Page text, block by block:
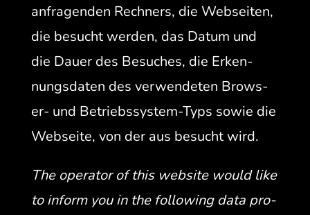
anfra­gen­den Rech­n­ers, die Web­seit­en,
die besucht wer­den, das Datum und
die Dauer des Besuch­es, die Erken­
nungs­dat­en des ver­wen­de­ten Brows­
er- und Betrieb­ssys­tem-Typs sowie die
Web­seite, von der aus besucht wird.
The oper­a­tor of this web­site would like
to inform you in the fol­low­ing data pro­